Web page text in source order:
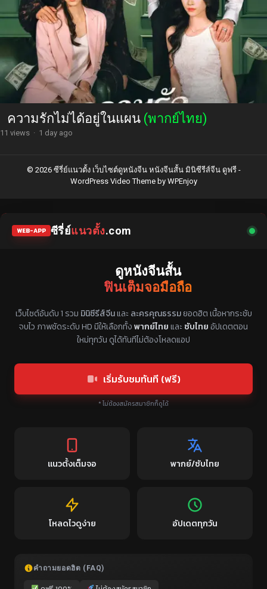
ความรักไม่ได้อยู่ในแผน (พากย์ไทย)
11 views · 1 day ago
© 2026 ซีรี่ย์แนวตั้ง เว็บไซต์ดูหนังจีน หนังจีนสั้น มินิซีรีส์จีน ดูฟรี -
WordPress Video Themeby WPEnjoy
WEB-APP ซีรี่ย์แนวตั้ง.com
ดูหนังจีนสั้น
ฟินเต็มจอมือถือ
แหล่งรวมซีรี่ย์จีนแนวตั้ง พากย์ไทย ซับไทย
เว็บไซต์อันดับ 1 รวม มินิซีรีส์จีนและ ละครคุณธรรมยอดฮิต เนื้อหากระชับ
จบไว ภาพชัดระดับ HD มีให้เลือกทั้งพากย์ไทยและ ซับไทยอัปเดตตอน
ใหม่ทุกวัน ดูได้ทันทีไม่ต้องโหลดแอป
เริ่มรับชมทันที (ฟรี)
* ไม่ต้องสมัครสมาชิกก็ดูได้
แนวตั้งเต็มจอ พากย์/ซับไทย
โหลดไวดูง่าย อัปเดตทุกวัน
คำถามยอดฮิต (FAQ)